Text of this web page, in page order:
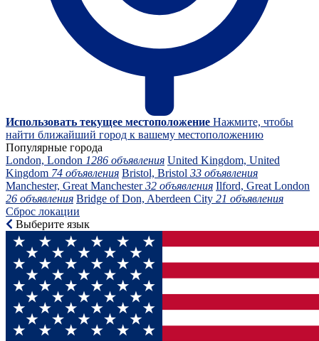
Использовать текущее местоположение Нажмите, чтобы
найти ближайший город к вашему местоположению
Популярные города
London, London 1286 объявления United Kingdom, United
Kingdom 74 объявления Bristol, Bristol 33 объявления
Manchester, Great Manchester32 объявления Ilford, Great London
26 объявления Bridge of Don, Aberdeen City 21 объявления
Сброс локации
Выберите язык